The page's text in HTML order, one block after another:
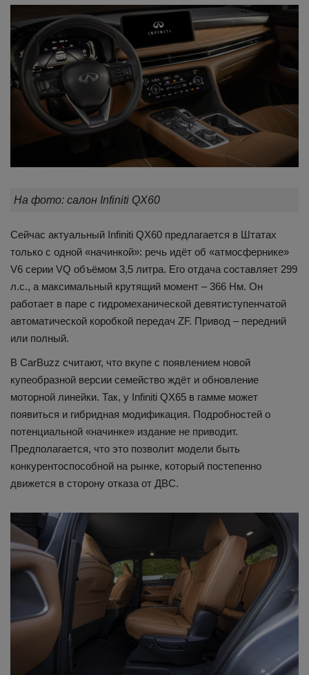
На фото: салон Infiniti QX60
Сейчас актуальный Infiniti QX60 предлагается в Штатах
только с одной «начинкой»: речь идёт об «атмосфернике»
V6 серии VQ объёмом 3,5 литра. Его отдача составляет 299
л.с., а максимальный крутящий момент – 366 Нм. Он
работает в паре с гидромеханической девятиступенчатой
автоматической коробкой передач ZF. Привод – передний
или полный.
В CarBuzz считают, что вкупе с появлением новой
купеобразной версии семейство ждёт и обновление
моторной линейки. Так, у Infiniti QX65 в гамме может
появиться и гибридная модификация. Подробностей о
потенциальной «начинке» издание не приводит.
Предполагается, что это позволит модели быть
конкурентоспособной на рынке, который постепенно
движется в сторону отказа от ДВС.